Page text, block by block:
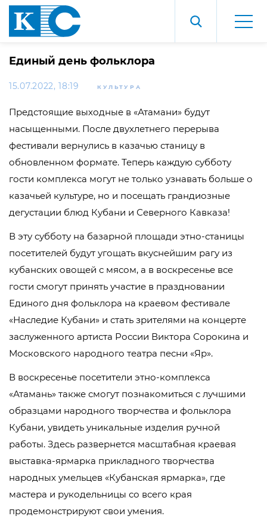
Единый день фольклора
15.07.2022, 18:19 КУЛЬТУРА
Предстоящие выходные в «Атамани» будут
насыщенными. После двухлетнего перерыва
фестивали вернулись в казачью станицу в
обновленном формате. Теперь каждую субботу
гости комплекса могут не только узнавать больше о
казачьей культуре, но и посещать грандиозные
дегустации блюд Кубани и Северного Кавказа!
В эту субботу на базарной площади этно-станицы
посетителей будут угощать вкуснейшим рагу из
кубанских овощей с мясом, а в воскресенье все
гости смогут принять участие в праздновании
Единого дня фольклора на краевом фестивале
«Наследие Кубани» и стать зрителями на концерте
заслуженного артиста России Виктора Сорокина и
Московского народного театра песни «Яр».
В воскресенье посетители этно-комплекса
«Атамань» также смогут познакомиться с лучшими
образцами народного творчества и фольклора
Кубани, увидеть уникальные изделия ручной
работы. Здесь развернется масштабная краевая
выставка-ярмарка прикладного творчества
народных умельцев «Кубанская ярмарка», где
мастера и рукодельницы со всего края
продемонстрируют свои умения.